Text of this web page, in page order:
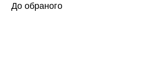
До обраного